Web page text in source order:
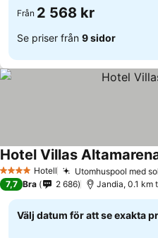
Från 2 568 kr
Se priser från 9 sidor
4 StjärnorHotell Utomhuspool med
Hotel Villas
7,7 Bra 2 686 Jandia, 0.1 km
Välj datum för att se exakta